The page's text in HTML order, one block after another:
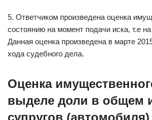
5. Ответчиком произведена оценка
состоянию на момент подачи иска, т.е
Данная оценка произведена в марте
хода судебного дела.
Оценка
выделе доли в общем
супругов